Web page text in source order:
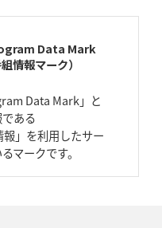
フィールド丸ごと計測機器」の
Data Mark
組情報マーク）
Data Mark」と
ある
」を利用したサー
マークです。